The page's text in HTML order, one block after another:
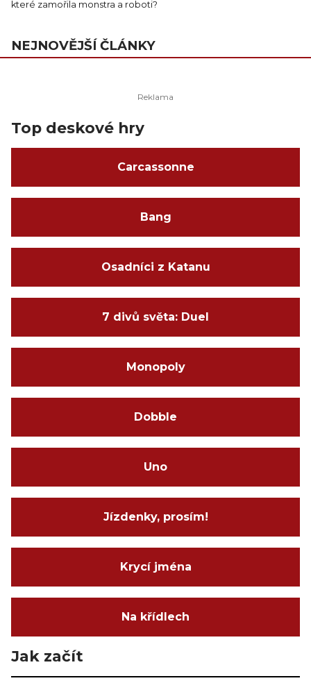
které zamořila monstra a roboti?
NEJNOVĚJŠÍ ČLÁNKY
Top deskové hry
Carcassonne
Bang
Osadníci z Katanu
7 divů světa: Duel
Monopoly
Dobble
Uno
Jízdenky, prosím!
Krycí jména
Na křídlech
Jak začít